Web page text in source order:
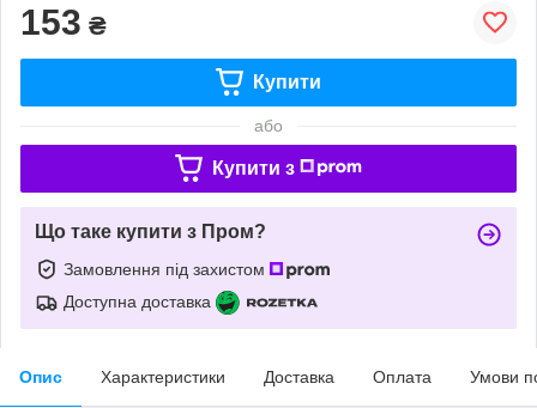
153 ₴
Купити
або
Купити з
Що таке купити з Пром?
Замовлення під захистом
Доступна доставка
Опис Характеристики Доставка Оплата Умови